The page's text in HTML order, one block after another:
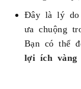
Đây là lý do
ưa chuộng
Bạn có thể
lợi ích vàng